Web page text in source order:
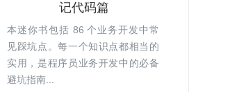
记代码篇
本迷你书包括 86 个业务开发中常
见踩坑点。每一个知识点都相当的
实用，是程序员业务开发中的必备
避坑指南...